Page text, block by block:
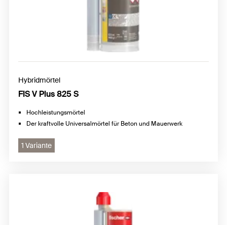
Hybridmörtel
FIS V Plus 825 S
Hochleistungsmörtel
Der kraftvolle Universalmörtel für Beton und Mauerwerk
1 Variante